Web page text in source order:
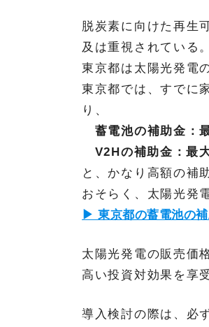
脱炭素に向けた再生
及は重視されている。
東京都は太陽光発電
東京都では、すでに
り、
蓄電池の補助金：
V2Hの補助金：最
と、かなり高額の補
おそらく、太陽光発
▶ 東京都の蓄電池の
太陽光発電の販売価
高い投資対効果を享
導入検討の際は、必